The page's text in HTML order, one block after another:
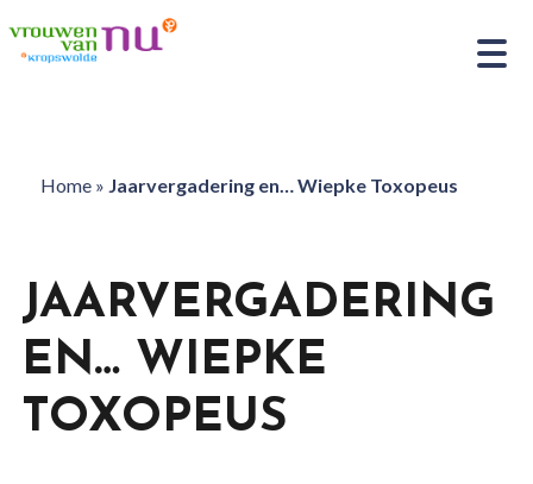
Home» Jaarvergadering en… Wiepke Toxopeus
JAARVERGADERING
EN… WIEPKE
TOXOPEUS